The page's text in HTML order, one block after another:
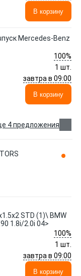
В корзину
Mercedes-Benz
100%
1 шт.
завтра в 09:00
В корзину
4 предложения
STD (1)\ BMW
1.8i/2.0i 04>
100%
1 шт.
завтра в 09:00
В корзину